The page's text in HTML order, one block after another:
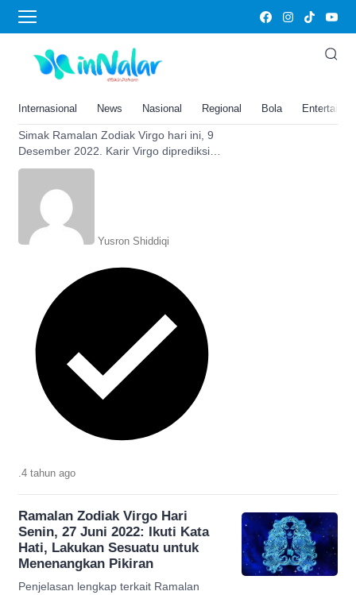
Internasional News Nasional Regional Bola
Ramalan Zodiak Virgo
Ramalan Zodiak Virgo Hari Ini, 9
Desember 2022: Karier akan
Atur Keuangan
Simak Ramalan Zodiak Virgo hari ini, 9
Desember 2022. Karir Virgo diprediksi
akan lebih baik, tapi wajib mengatur
Yusron Shiddiqi
.4 tahun ago
Ramalan Zodiak Virgo Hari
Senin, 27 Juni 2022: Ikuti Kata
Hati, Lakukan Sesuatu untuk
Menenangkan Pikiran
Penjelasan lengkap terkait Ramalan